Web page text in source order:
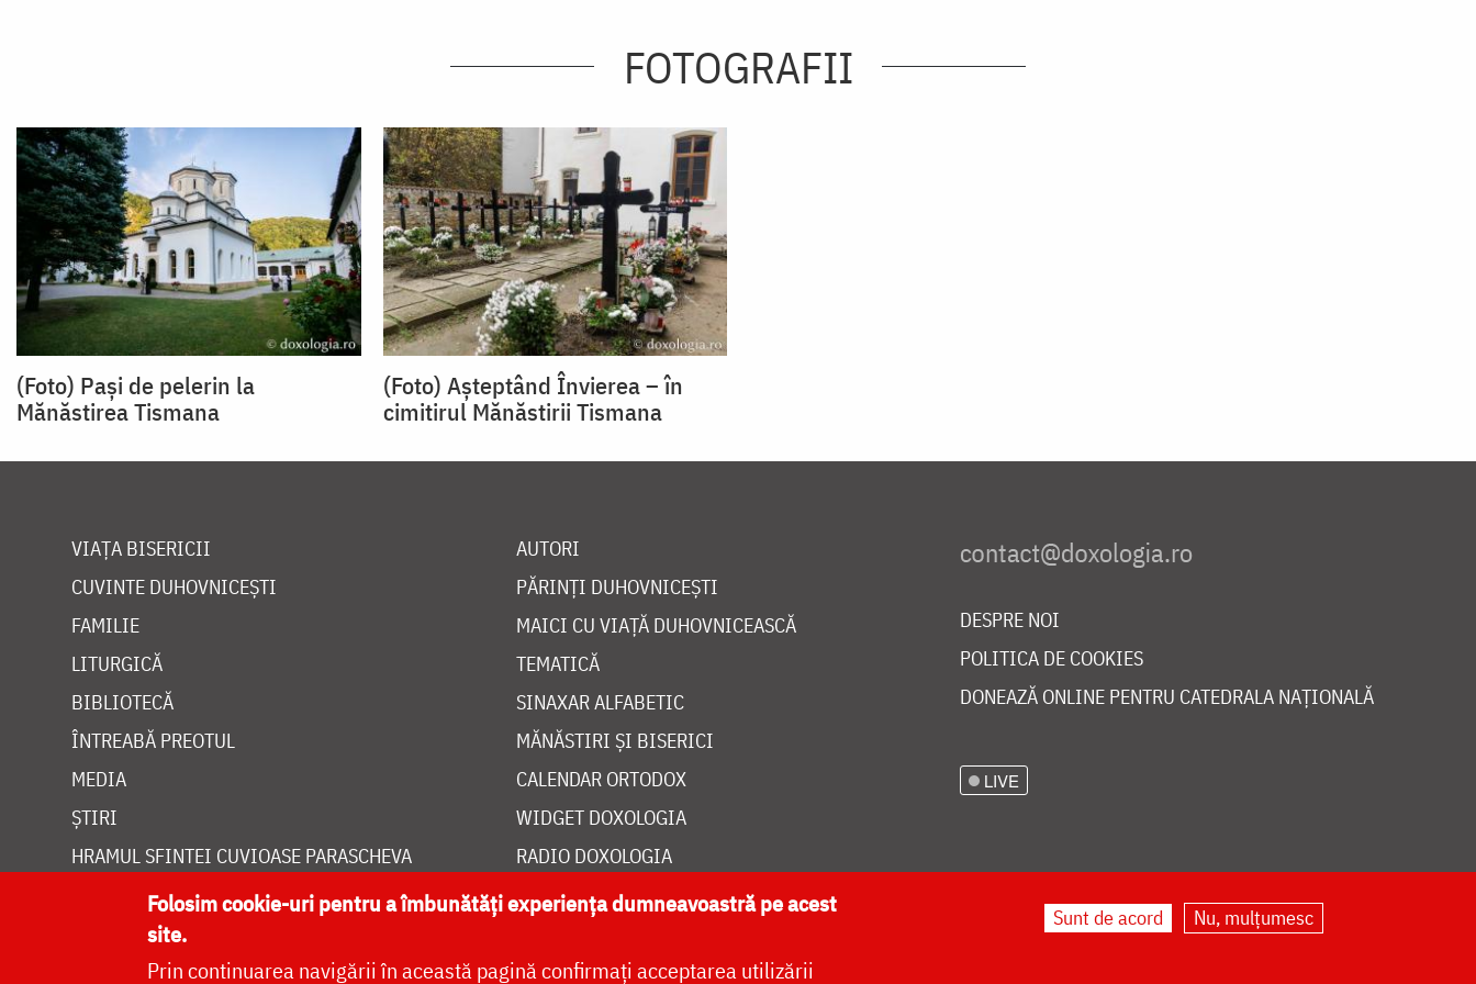
FOTOGRAFII
(Foto) Pași de pelerin la
Mănăstirea Tismana
(Foto) Așteptând Învierea – în
cimitirul Mănăstirii Tismana
VIAȚA BISERICII
CUVINTE DUHOVNICEȘTI
FAMILIE
LITURGICĂ
BIBLIOTECĂ
ÎNTREABĂ PREOTUL
MEDIA
ȘTIRI
HRAMUL SFINTEI CUVIOASE PARASCHEVA
AUTORI
PĂRINȚI DUHOVNICEȘTI
MAICI CU VIAȚĂ DUHOVNICEASCĂ
TEMATICĂ
SINAXAR ALFABETIC
MĂNĂSTIRI ȘI BISERICI
CALENDAR ORTODOX
WIDGET DOXOLOGIA
RADIO DOXOLOGIA
DESPRE NOI
POLITICA DE COOKIES
DONEAZĂ ONLINE PENTRU CATEDRALA NAȚIONALĂ
LIVE
Folosim cookie-uri pentru a îmbunătăți experiența dumneavoastră pe acest
site.
Prin continuarea navigării în această pagină confirmați acceptarea utilizării
Sunt de acord Nu, mulțumesc